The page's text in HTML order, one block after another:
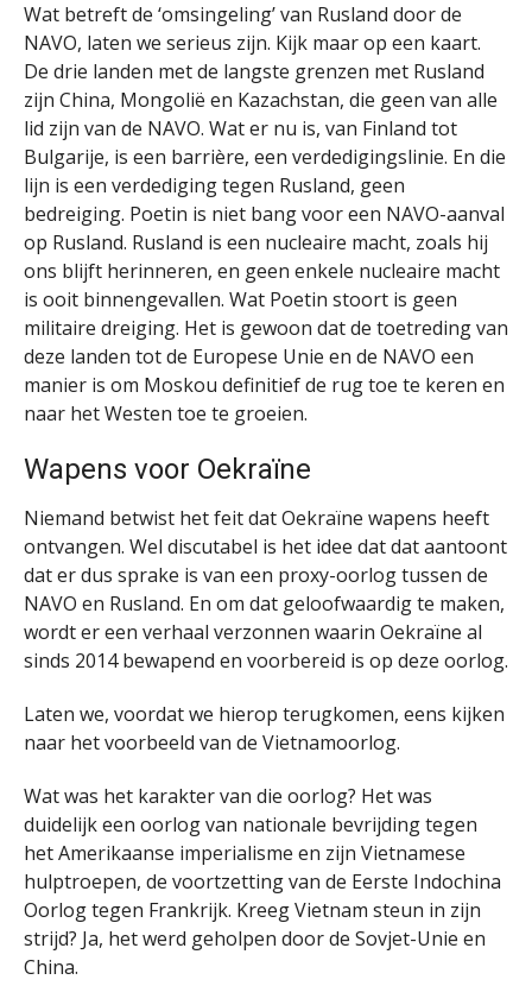
Wat betreft de ‘omsingeling’ van Rusland door de
NAVO, laten we serieus zijn. Kijk maar op een kaart.
De drie landen met de langste grenzen met Rusland
zijn China, Mongolië en Kazachstan, die geen van alle
lid zijn van de NAVO. Wat er nu is, van Finland tot
Bulgarije, is een barrière, een verdedigingslinie. En die
lijn is een verdediging tegen Rusland, geen
bedreiging. Poetin is niet bang voor een NAVO-aanval
op Rusland. Rusland is een nucleaire macht, zoals hij
ons blijft herinneren, en geen enkele nucleaire macht
is ooit binnengevallen. Wat Poetin stoort is geen
militaire dreiging. Het is gewoon dat de toetreding van
deze landen tot de Europese Unie en de NAVO een
manier is om Moskou definitief de rug toe te keren en
naar het Westen toe te groeien.
Wapens voor Oekraïne
Niemand betwist het feit dat Oekraïne wapens heeft
ontvangen. Wel discutabel is het idee dat dat aantoont
dat er dus sprake is van een proxy-oorlog tussen de
NAVO en Rusland. En om dat geloofwaardig te maken,
wordt er een verhaal verzonnen waarin Oekraïne al
sinds 2014 bewapend en voorbereid is op deze oorlog.
Laten we, voordat we hierop terugkomen, eens kijken
naar het voorbeeld van de Vietnamoorlog.
Wat was het karakter van die oorlog? Het was
duidelijk een oorlog van nationale bevrijding tegen
het Amerikaanse imperialisme en zijn Vietnamese
hulptroepen, de voortzetting van de Eerste Indochina
Oorlog tegen Frankrijk. Kreeg Vietnam steun in zijn
strijd? Ja, het werd geholpen door de Sovjet-Unie en
China.